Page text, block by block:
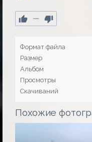
—
Формат файла
Размер
Альбом
Просмотры
Скачиваний
Похожие